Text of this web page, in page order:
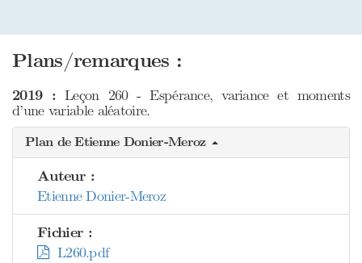
Plans/remarques :
2019 : Leçon 260 - Espérance, variance et moments
d’une variable aléatoire.
Plan de Etienne Donier-Meroz
Auteur :
Etienne Donier-Meroz
Fichier :
L260.pdf